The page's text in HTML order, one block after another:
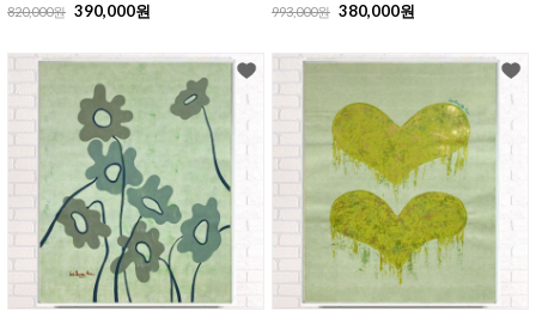
820,000원 390,000원
993,000원 380,000원